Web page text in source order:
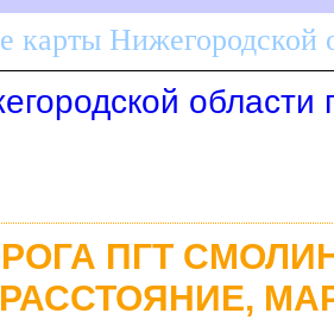
карты Нижегородской
области
ПГТ
РАССТОЯНИЕ,